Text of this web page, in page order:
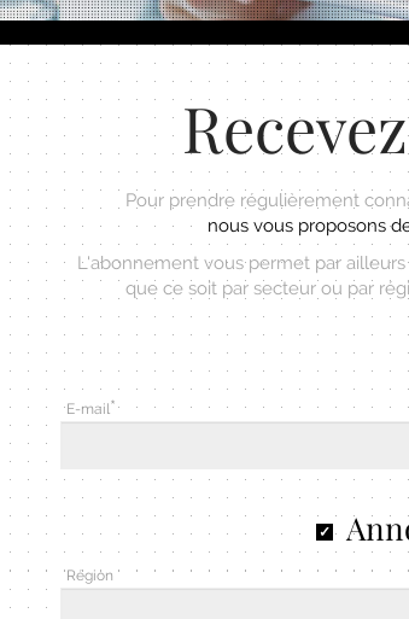
Pour prendre régulièrement
nous vous proposons
L'abonnement vous permet par
que ce soit par secteur ou par
E-mail
Région